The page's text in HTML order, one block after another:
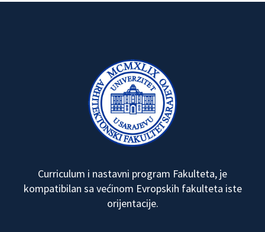
Curriculum i nastavni program Fakulteta, je
kompatibilan sa većinom Evropskih fakulteta iste
orijentacije.